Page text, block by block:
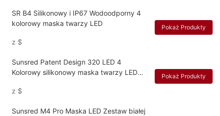
SR B4 Silikonowy i IP67 Wodoodporny 4
kolorowy maska ​​twarzy LED
z $
Pokaż Produkty
Sunsred Patent Design 320 LED 4
Kolorowy silikonowy maska ​​twarzy LED
z $
Pokaż Produkty
Sunsred M4 Pro Maska LED Zestaw białej